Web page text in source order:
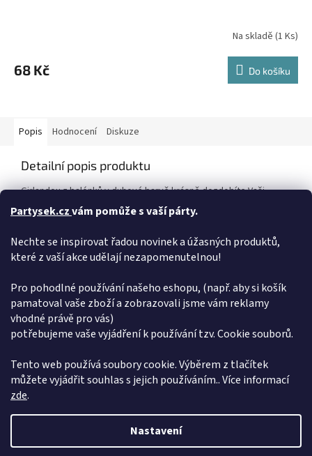
Partysek.czvám pomůže s vaší párty.
Nechte se inspirovat řadou novinek a úžasných produktů,
které z vaší akce udělají nezapomenutelnou!
Pro pohodlné používání našeho eshopu, (např. aby si košík
pamatoval vaše zboží a zobrazovali jsme vám reklamy
vhodné právě pro vás)
potřebujeme vaše vyjádření k používání tzv. Cookie souborů.
Tento web používá soubory cookie. Výběrem z tlačítek
můžete vyjádřit souhlas s jejich používáním.. Více informací
zde.
Nastavení
Na skladě (1 Ks)
68 Kč Do košíku
Popis Hodnocení Diskuze
Detailní popis produktu
Girlandou z balónků v duhové barvě krásně dozdobíte Vaši
narozeninovou oslavu. Tento fóliový balónek nelze nafouknout
héliem neboť je při nafouknutí těžší než samotné helium, tudíž
pomocí kompresoru, pumpičky nebo pomocí brčka - duté
slámky. Pomocí oček na baloncích lze nápis HAPPY BIRTHDAY
Balónky Happy Birthday mohou být naplněny pouze vzduchem.
Doplňkové parametry
Kategorie: Foliové nápisy a znaky